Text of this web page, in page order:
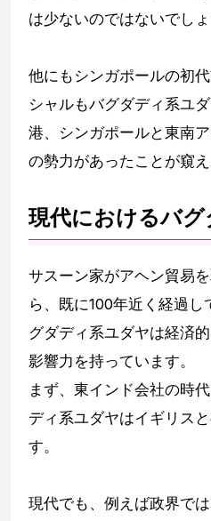
は少ないのではないでしょ
他にもシンガポールの初
シャルもバグダディ系ユ
港、シンガポールと東南
の勢力があったことが窺え
現代におけるバ
サスーン家がアヘン貿易
ら、既に100年近く経過
グダディ系ユダヤは経済
影響力を持っています。
まず、東インド会社の時
ディ系ユダヤはイギリス
す。
現代でも、例えば政界で